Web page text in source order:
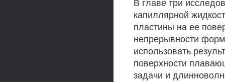
В главе три
капиллярной
пластины на ее
непрерывности
использовать
поверхности
задачи и